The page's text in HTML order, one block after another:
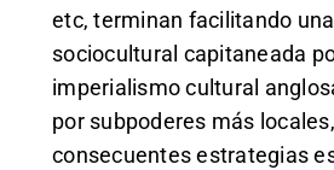
etc, terminan facilitando
sociocultural capitaneada
imperialismo cultural
por subpoderes más
consecuentes estrategias